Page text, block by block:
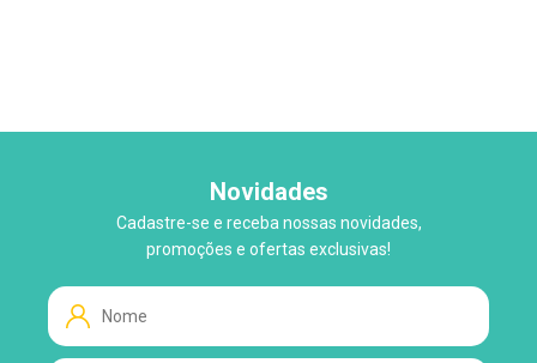
Novidades
Cadastre-se e receba nossas novidades,
promoções e ofertas exclusivas!
WhatsApp
Tire suas Dúvidas!
Lo Loja